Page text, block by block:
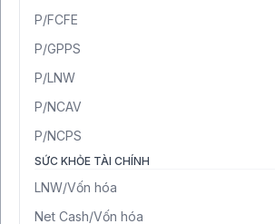
P/FCFE
P/GPPS
P/LNW
P/NCAV
P/NCPS
SỨC KHỎE TÀI CHÍNH
LNW/Vốn hóa
Net Cash/Vốn hóa